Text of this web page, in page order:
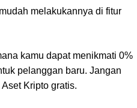
melakukannya di fitur
kamu dapat menikmati 0%
pelanggan baru. Jangan
Kripto gratis.